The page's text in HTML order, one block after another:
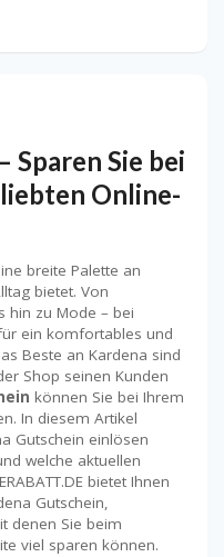
Sparen Sie bei
Online-
breite Palette an
bietet. Von
hin zu Mode – bei
ein komfortables und
Beste an Kardena sind
Shop seinen Kunden
können Sie bei Ihrem
In diesem Artikel
Gutschein einlösen
welche aktuellen
bietet Ihnen
Gutschein,
denen Sie beim
viel sparen können.